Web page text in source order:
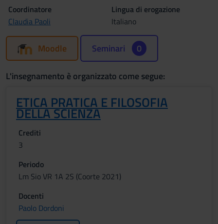
Coordinatore
Claudia Paoli
Lingua di erogazione
Italiano
Moodle Seminari 0
L'insegnamento è organizzato come segue:
ETICA PRATICA E FILOSOFIA
DELLA SCIENZA
Crediti
3
Periodo
Lm Sio VR 1A 2S (Coorte 2021)
Docenti
Paolo Dordoni